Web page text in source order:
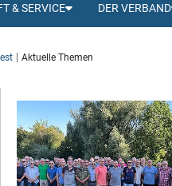
& SERVICE DER VERBAND
Aktuelle Themen
öffnen